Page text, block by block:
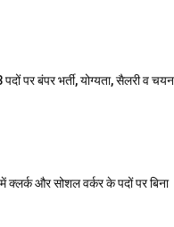
बंपर भर्ती, योग्यता, सैलरी व चयन
और सोशल वर्कर के पदों पर बिना